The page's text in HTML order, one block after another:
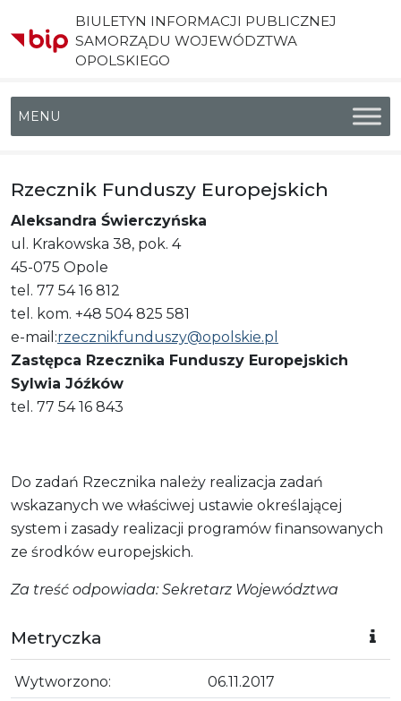
BIULETYN INFORMACJI PUBLICZNEJ
SAMORZĄDU WOJEWÓDZTWA
OPOLSKIEGO
Menu główne
Rzecznik Funduszy Europejskich
Aleksandra Świerczyńska
ul. Krakowska 38, pok. 4
45-075 Opole
tel. 77 54 16 812
tel. kom. +48 504 825 581
e-mail:rzecznikfunduszy@opolskie.pl
Zastępca Rzecznika Funduszy Europejskich
Sylwia Jóźków
tel. 77 54 16 843
Do zadań Rzecznika należy realizacja zadań
wskazanych we właściwej ustawie określającej
system i zasady realizacji programów finansowanych
ze środków europejskich.
Za treść odpowiada: Sekretarz Województwa
Metryczka
Wytworzono:
06.11.2017